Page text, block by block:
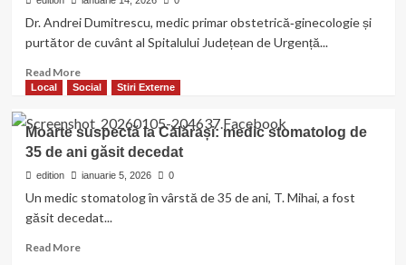
acționat
legal”
Evaluare
2026”
Dr. Andrei Dumitrescu, medic primar obstetrică‑ginecologie și
purtător de cuvânt al Spitalului Județean de Urgență...
Read MoreRead
more
„Sistemul
public
de
sănătate
de
Local Social Stiri Externe
Moarte suspectă la Călărași: medic stomatolog de
35 de ani găsit decedat
edition ianuarie 5, 2026 0
Un medic stomatolog în vârstă de 35 de ani, T. Mihai, a fost
găsit decedat...
Read MoreRead